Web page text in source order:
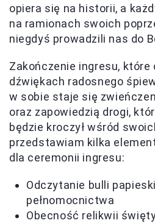
opiera się na historii, a
na ramionach swoich
niegdyś prowadzili nas do
Zakończenie ingresu, które
dźwiękach radosnego
w sobie staje się
oraz zapowiedzią drogi,
będzie kroczył wśród
przedstawiam kilka
dla ceremonii ingresu:
Odczytanie bulli
pełnomocnictwa
Obecność relikwii